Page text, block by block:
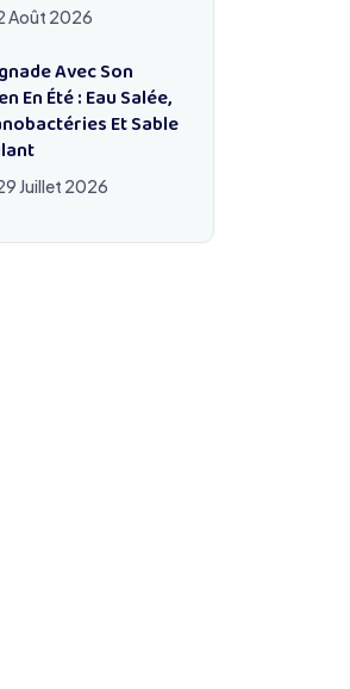
Août 2026
Avec Son
En Été : Eau Salée,
Et Sable
Juillet 2026